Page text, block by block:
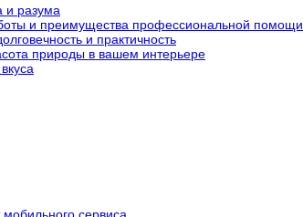
и разума
и преимущества профессиональной помощи
и практичность
природы в вашем интерьере